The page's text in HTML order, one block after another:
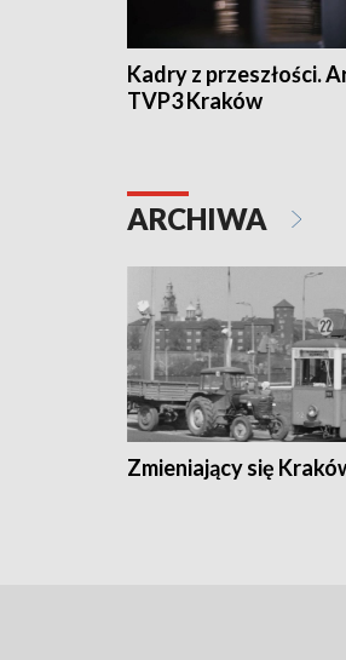
Kadry z przeszłości.
TVP3 Kraków
ARCHIWA
Zmieniający się